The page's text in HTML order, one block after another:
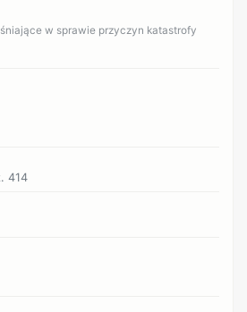
w sprawie przyczyn katastrofy
414